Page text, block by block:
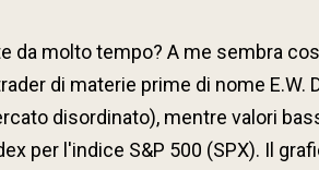
da molto tempo? A me sembra
di materie prime di nome
disordinato), mentre valori
per l'indice S&P 500 (SPX). Il